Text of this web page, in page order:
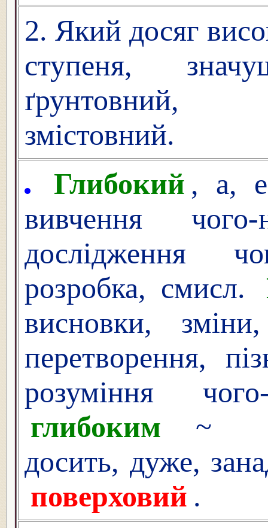
2. Який досяг
ступеня,
ґрунтовний,
змістовний.
Глибокий , а,
вивчення
дослідження
розробка, смисл.
висновки,
перетворення,
розуміння
глибоким
~
досить, дуже,
поверховий .